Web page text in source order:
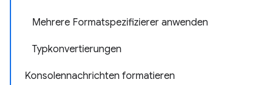
Mehrere Formatspezifizierer anwenden
Typkonvertierungen
Konsolennachrichten formatieren